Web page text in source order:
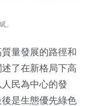
。
量發展的路徑和
了在新格局下高
民為中心的發
是生態優先綠色